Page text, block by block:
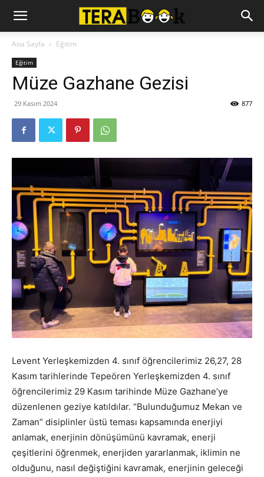
Ana Sayfa Eğitim
Eğitim
Müze Gazhane Gezisi
29 Kasım 2024 877
Levent Yerleşkemizden 4. sınıf öğrencilerimiz 26,27, 28
Kasım tarihlerinde Tepeören Yerleşkemizden 4. sınıf
öğrencilerimiz 29 Kasım tarihinde Müze Gazhane’ye
düzenlenen geziye katıldılar. “Bulunduğumuz Mekan ve
Zaman” disiplinler üstü teması kapsamında enerjiyi
anlamak, enerjinin dönüşümünü kavramak, enerji
çeşitlerini öğrenmek, enerjiden yararlanmak, iklimin ne
olduğunu, nasıl değiştiğini kavramak, enerjinin geleceği